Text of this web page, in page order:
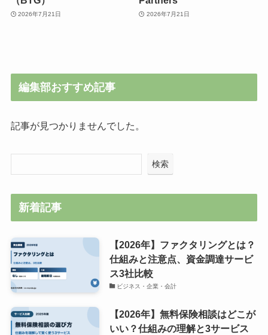
2026年7月21日 2026年7月21日
編集部おすすめ記事
記事が見つかりませんでした。
検索
新着記事
【2026年】ファクタリングとは？
仕組みと注意点、資金調達サービ
ス3社比較
ビジネス・企業・会計
【2026年】無料保険相談はどこが
いい？仕組みの理解と3サービス